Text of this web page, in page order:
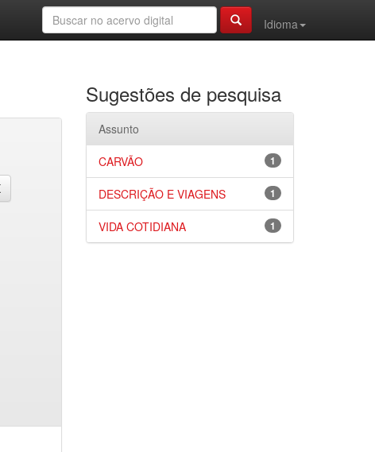
Idioma
Sugestões de pesquisa
Assunto
1
CARVÃO
1
DESCRIÇÃO E VIAGENS
1
VIDA COTIDIANA